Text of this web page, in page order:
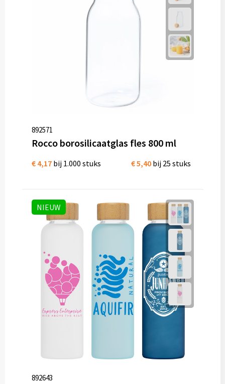
892571
Rocco borosilicaatglas fles 800 ml
€ 4,17 bij 1.000 stuks € 5,40 bij 25 stuks
NIEUW
892643